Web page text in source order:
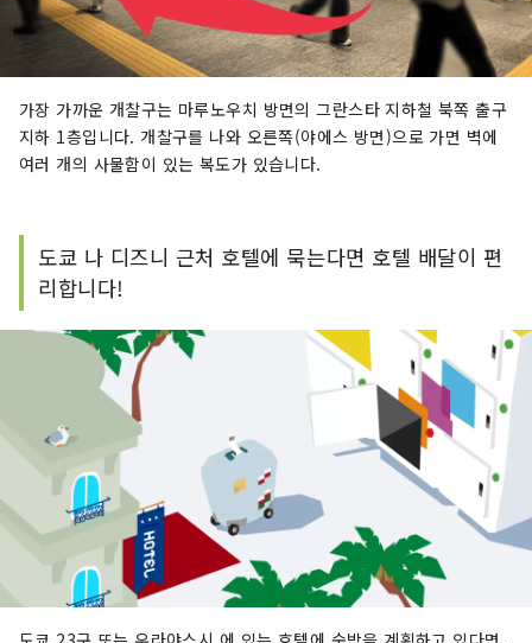
가장 가까운 개찰구는 마루노우치 방면의 그란스타 지하철 북쪽 출구
지하 1층입니다. 개찰구를 나와 오른쪽(야에스 방면)으로 가면 벽에
여러 개의 사물함이 있는 복도가 있습니다.
도쿄 나 디즈니 근처 호텔에 묵는다면 호텔 배달이 편
리합니다!